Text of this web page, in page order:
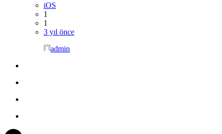
iOS
1
1
3 yıl önce
admin